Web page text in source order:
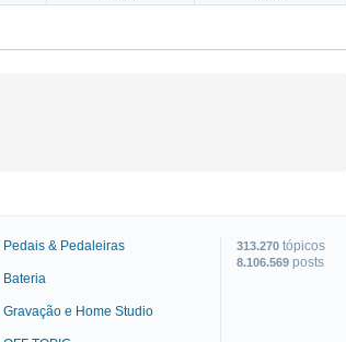
Pedais & Pedaleiras
Bateria
Gravação e Home Studio
313.270 tópicos
8.106.569 posts